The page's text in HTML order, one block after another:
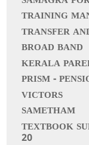
TRAINING
TRANSFER
BROAD BAND
KERALA
PRISM -
VICTORS
SAMETHAM
TEXTBOOK
20